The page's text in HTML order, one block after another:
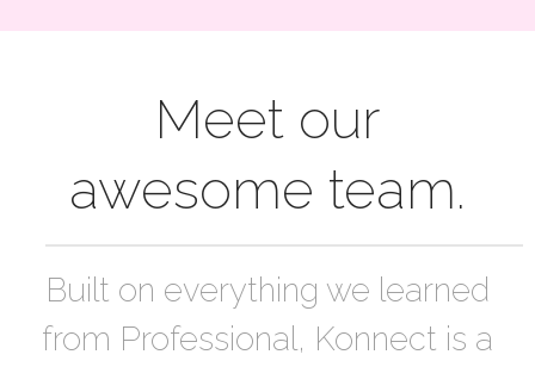
Meet our
awesome team.
Built on everything we learned
from Professional, Konnect is a